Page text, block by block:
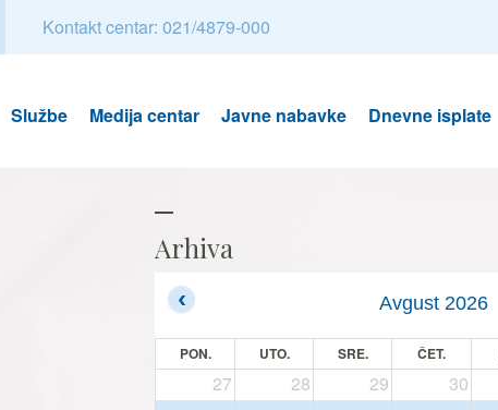
Kontakt centar: 021/4879-000
Službe Medija centar Javne nabavke Dnevne isplate
Arhiva
Avgust 2026
PON. UTO. SRE. ČET.
27 28 29 30